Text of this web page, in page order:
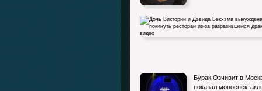
Дочь Виктории и Дэвида Бекхэма
покинуть ресторан из-за…
Бурак Озчивит в
показал